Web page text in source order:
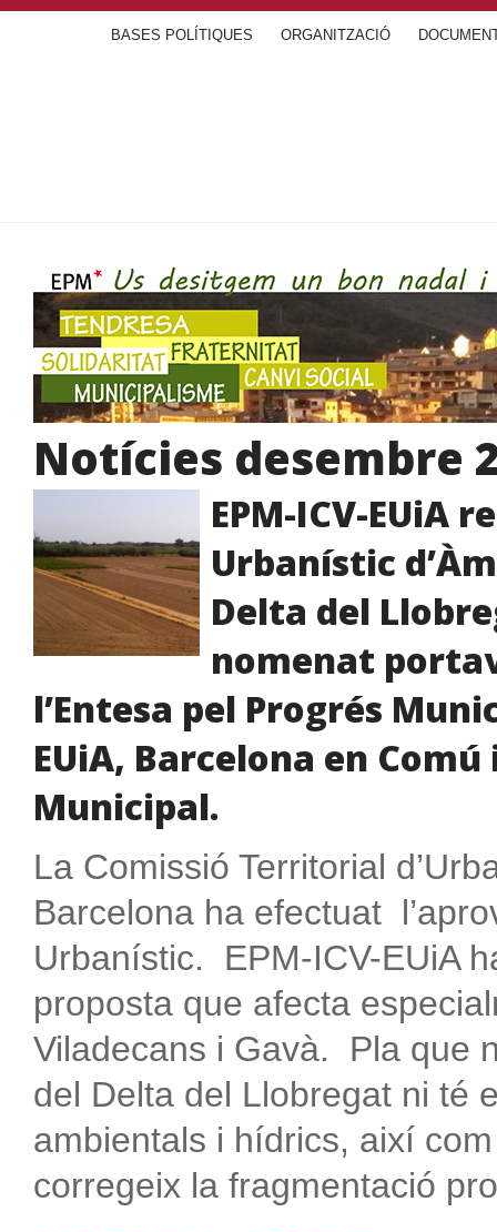
BASES POLÍTIQUES ORGANITZACIÓ
Notícies desembre
EPM-ICV-EUiA
Urbanístic
Delta del
nomenat
l’Entesa pel Progrés
EUiA, Barcelona en
Municipal.
La Comissió Territorial
Barcelona ha efectuat
Urbanístic. EPM-ICV-EUiA
proposta que afecta
Viladecans i Gavà. Pla que
del Delta del Llobregat ni té
ambientals i hídrics, així
corregeix la fragmentació